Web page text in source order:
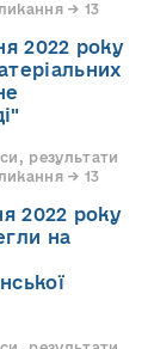
→ 13
2022 року
результати
→ 13
2022 року
на